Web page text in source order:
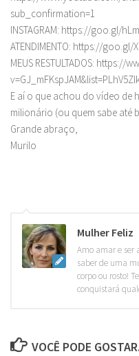
sub_confirmation=1
INSTAGRAM: https://goo.gl/
ATENDIMENTO: https://goo.gl/
MEUS RESTULTADOS:
E aí o que achou do vídeo de
milionário (ou quem sabe até
Grande abraço,
Murilo
Mulher Feliz
Amo amar e ser
saber de uma
corpo ou rosto!
conquistará
VOCÊ PODE